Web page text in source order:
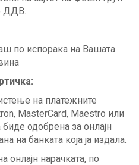
ДДВ.
по испорака на Вашата
на платежните
MasterCard, Maestro или
одобрена за онлајн
на банката која ја издала.
онлајн нарачката, по